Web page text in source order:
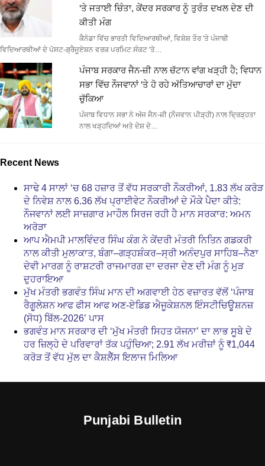
‘ਤੇ ਜਤਾਈ ਚਿੰਤਾ, ਕੇਂਦਰ ਸਰਕਾਰ ਨੂੰ ਤੁਰੰਤ ਦਖਲ ਦੇਣ ਦੀ
ਕੀਤੀ ਮੰਗ
ਕੈਨੇਡਾ ਵਿੱਚ ਭਾਰਤੀ ਵਿਦਿਆਰਥੀਆਂ, ਵਿਸ਼ੇਸ਼ ਤੌਰ 'ਤੇ ਪੰਜਾਬੀ
ਵਿਦਿਆਰਥੀਆਂ ਦੇ ਪੋਸਟ-ਗ੍ਰੈਜੂਏਸ਼ਨ ਵਰਕ ਪਰਮਿਟ ਸੰਕਟ 'ਤੇ…
ਪੰਜਾਬ ਸਰਕਾਰ ਜੈਨ-ਜ਼ੀ ਨਾਲ ਚੱਟਾਨ ਵਾਂਗ ਖੜ੍ਹੀ ਹੈ; ਵਿਧਾਨ
ਸਭਾ ਵਿੱਚ ਨੌਜਵਾਨਾਂ ‘ਤੇ ਹੋ ਰਹੇ ਅੱਤਿਆਚਾਰਾਂ ਦਾ ਮੁੱਦਾ
ਚੁੱਕਿਆ
ਪੰਜਾਬ ਵਿਧਾਨ ਸਭਾ ਨੇ ਅੱਜ ਜੈਨ-ਜ਼ੀ (ਨੌਜਵਾਨ ਪੀੜ੍ਹੀ) ਨਾਲ ਦ੍ਰਿੜ੍ਹਤਾ
ਨਾਲ ਖੜ੍ਹਦਿਆਂ ਅਤੇ ਦੇਸ਼ ਦੇ…
Recent News
ਸਾਢੇ 4 ਸਾਲਾਂ ‘ਚ 68 ਹਜ਼ਾਰ ਤੋਂ ਵੱਧ ਸਰਕਾਰੀ ਨੌਕਰੀਆਂ, 1.83 ਲੱਖ ਕਰੋੜ
ਦੇ ਨਿਵੇਸ਼ ਨਾਲ 6.36 ਲੱਖ ਪ੍ਰਾਈਵੇਟ ਨੌਕਰੀਆਂ ਦੇ ਮੌਕੇ ਪੈਦਾ ਕੀਤੇ:
ਨੌਜਵਾਨਾਂ ਲਈ ਸਾਜ਼ਗਾਰ ਮਾਹੌਲ ਸਿਰਜ ਰਹੀ ਹੈ ਮਾਨ ਸਰਕਾਰ: ਅਮਨ
ਅਰੋੜਾ
ਆਪ ਐਮਪੀ ਮਾਲਵਿੰਦਰ ਸਿੰਘ ਕੰਗ ਨੇ ਕੇਂਦਰੀ ਮੰਤਰੀ ਨਿਤਿਨ ਗਡਕਰੀ
ਨਾਲ ਕੀਤੀ ਮੁਲਾਕਾਤ, ਬੰਗਾ–ਗੜ੍ਹਸ਼ੰਕਰ–ਸ੍ਰੀ ਅਨੰਦਪੁਰ ਸਾਹਿਬ–ਨੈਣਾ
ਦੇਵੀ ਮਾਰਗ ਨੂੰ ਰਾਸ਼ਟਰੀ ਰਾਜਮਾਰਗ ਦਾ ਦਰਜਾ ਦੇਣ ਦੀ ਮੰਗ ਨੂੰ ਮੁੜ
ਦੁਹਰਾਇਆ
ਮੁੱਖ ਮੰਤਰੀ ਭਗਵੰਤ ਸਿੰਘ ਮਾਨ ਦੀ ਅਗਵਾਈ ਹੇਠ ਵਜ਼ਾਰਤ ਵੱਲੋਂ ‘ਪੰਜਾਬ
ਰੈਗੂਲੇਸ਼ਨ ਆਫ ਫੀਸ ਆਫ ਅਣ-ਏਡਿਡ ਐਜੂਕੇਸ਼ਨਲ ਇੰਸਟੀਚਿਊਸ਼ਨਜ਼
(ਸੋਧ) ਬਿੱਲ-2026’ ਪਾਸ
ਭਗਵੰਤ ਮਾਨ ਸਰਕਾਰ ਦੀ ‘ਮੁੱਖ ਮੰਤਰੀ ਸਿਹਤ ਯੋਜਨਾ’ ਦਾ ਲਾਭ ਸੂਬੇ ਦੇ
ਹਰ ਜ਼ਿਲ੍ਹੇ ਦੇ ਪਰਿਵਾਰਾਂ ਤੱਕ ਪਹੁੰਚਿਆ; 2.91 ਲੱਖ ਮਰੀਜ਼ਾਂ ਨੂੰ ₹1,044
ਕਰੋੜ ਤੋਂ ਵੱਧ ਮੁੱਲ ਦਾ ਕੈਸ਼ਲੈੱਸ ਇਲਾਜ ਮਿਲਿਆ
Punjabi Bulletin